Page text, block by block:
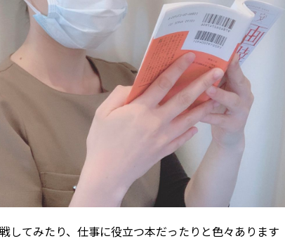
してみたり、仕事に役立つ本だったりと色々あります